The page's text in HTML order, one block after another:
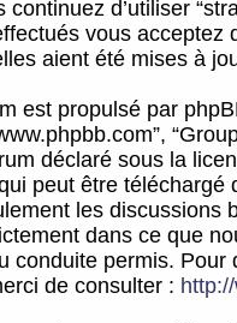
continuez d’utiliser
vous acceptez
aient été mises à
est propulsé par
déclaré sous la
qui peut être téléchargé
les discussions
dans ce que
conduite permis.
de consulter :